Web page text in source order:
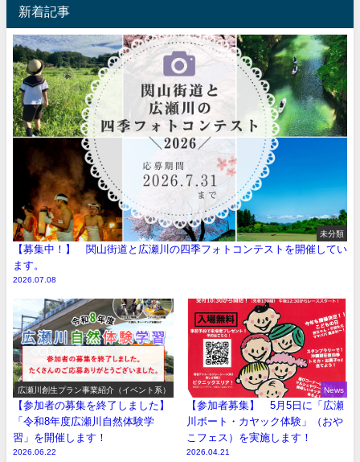
新着記事
未分類
【募集中！】 関山街道と広瀬川の四季フォトコンテストを開催してい
ます。
2026.07.08
広瀬川創生プラン事業紹介（イベント系）
【参加者の募集を終了しました】
「令和8年度広瀬川自然体験学
習」を開催します！
2026.06.22
News
【参加者募集】 5月5日に「広瀬
川ボート・カヤック体験」（おや
こフェス）を実施します！
2026.04.21